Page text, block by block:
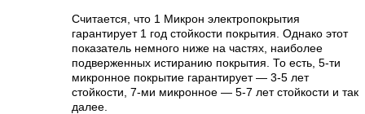
Считается, что 1 Микрон электропокрытия
гарантирует 1 год стойкости покрытия. Однако этот
показатель немного ниже на частях, наиболее
подверженных истиранию покрытия. То есть, 5-ти
микронное покрытие гарантирует — 3-5 лет
стойкости, 7-ми микронное — 5-7 лет стойкости и так
далее.